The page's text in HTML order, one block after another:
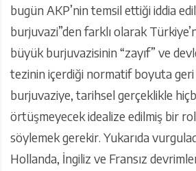
bugün AKP’nin temsil ettiği iddia
burjuvazi”den farklı olarak
büyük burjuvazisinin “zayıf” ve
tezinin içerdiği normatif boyuta
burjuvaziye, tarihsel gerçeklikle
örtüşmeyecek idealize edilmiş bir
söylemek gerekir. Yukarıda
Hollanda, İngiliz ve Fransız